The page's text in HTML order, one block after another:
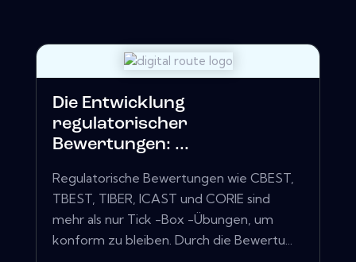
Die Entwicklung
regulatorischer
Bewertungen: ...
Regulatorische Bewertungen wie CBEST,
TBEST, TIBER, ICAST und CORIE sind
mehr als nur Tick -Box -Übungen, um
konform zu bleiben. Durch die Bewertu...